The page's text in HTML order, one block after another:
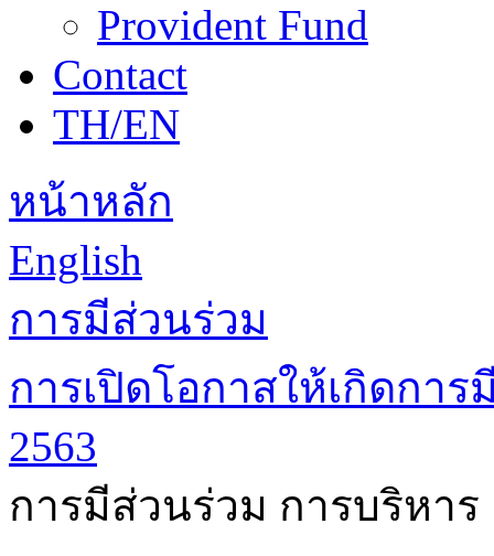
Provident Fund
Contact
TH/EN
หน้าหลัก
English
การมีส่วนร่วม
การเปิดโอกาสให้เกิดกา
2563
การมีส่วนร่วม การบริหาร